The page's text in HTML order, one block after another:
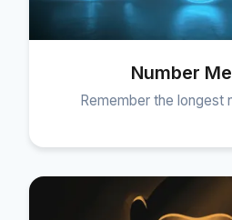
Number
Remember the longest